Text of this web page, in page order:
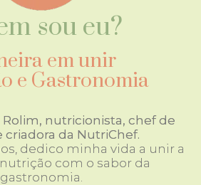
sou eu?
em unir
e Gastronomia
Rolim, nutricionista, chef de
criadora da NutriChef.
dedico minha vida a unir a
com o sabor da
gastronomia.